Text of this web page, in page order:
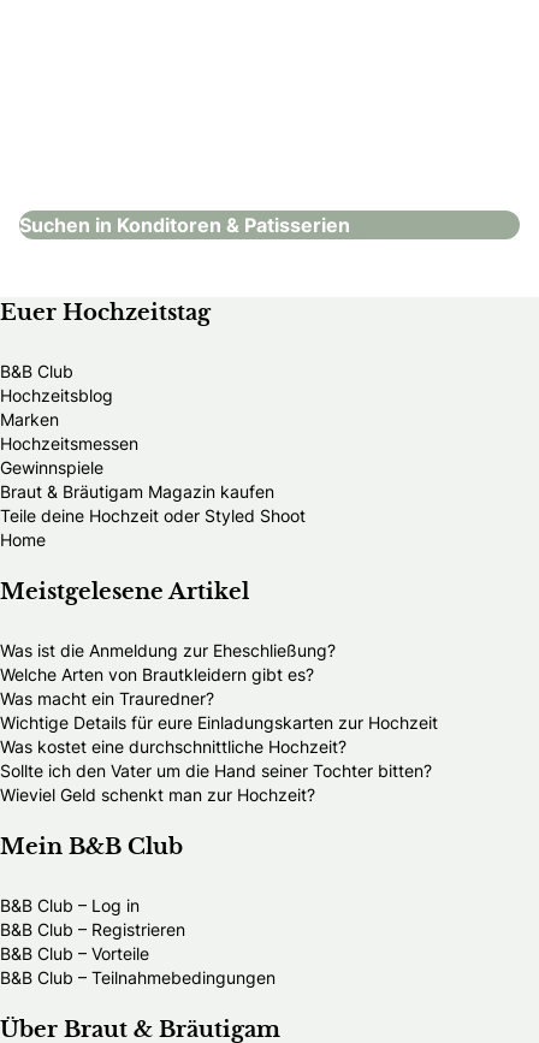
Suchen in Konditoren & Patisserien
Euer Hochzeitstag
B&B Club
Hochzeitsblog
Marken
Hochzeitsmessen
Gewinnspiele
Braut & Bräutigam Magazin kaufen
Teile deine Hochzeit oder Styled Shoot
Home
Meistgelesene Artikel
Was ist die Anmeldung zur Eheschließung?
Welche Arten von Brautkleidern gibt es?
Was macht ein Trauredner?
Wichtige Details für eure Einladungskarten zur Hochzeit
Was kostet eine durchschnittliche Hochzeit?
Sollte ich den Vater um die Hand seiner Tochter bitten?
Wieviel Geld schenkt man zur Hochzeit?
Mein B&B Club
B&B Club – Log in
B&B Club – Registrieren
B&B Club – Vorteile
B&B Club – Teilnahmebedingungen
Über Braut & Bräutigam